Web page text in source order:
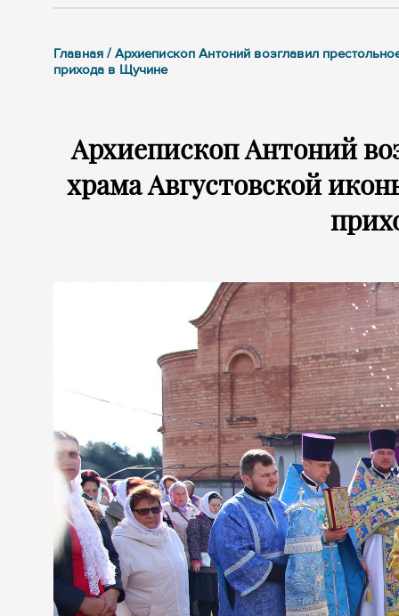
Главная / Архиепископ Антоний возглавил
прихода в Щучине
Архиепископ Антоний
храма Августовской